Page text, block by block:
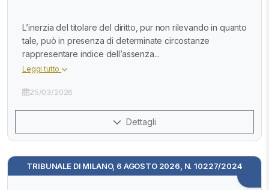
L’inerzia del titolare del diritto, pur non rilevando in quanto
tale, può in presenza di determinate circostanze
rappresentare indice dell’assenza...
Leggi tutto
25/03/2026
Dettagli
TRIBUNALE DI MILANO, 6 AGOSTO 2026, N. 10227/2024